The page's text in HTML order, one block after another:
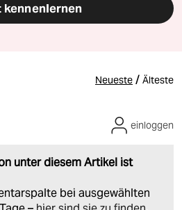
Neueste / Älteste
unter diesem Artikel ist
bei ausgewählten
einloggen